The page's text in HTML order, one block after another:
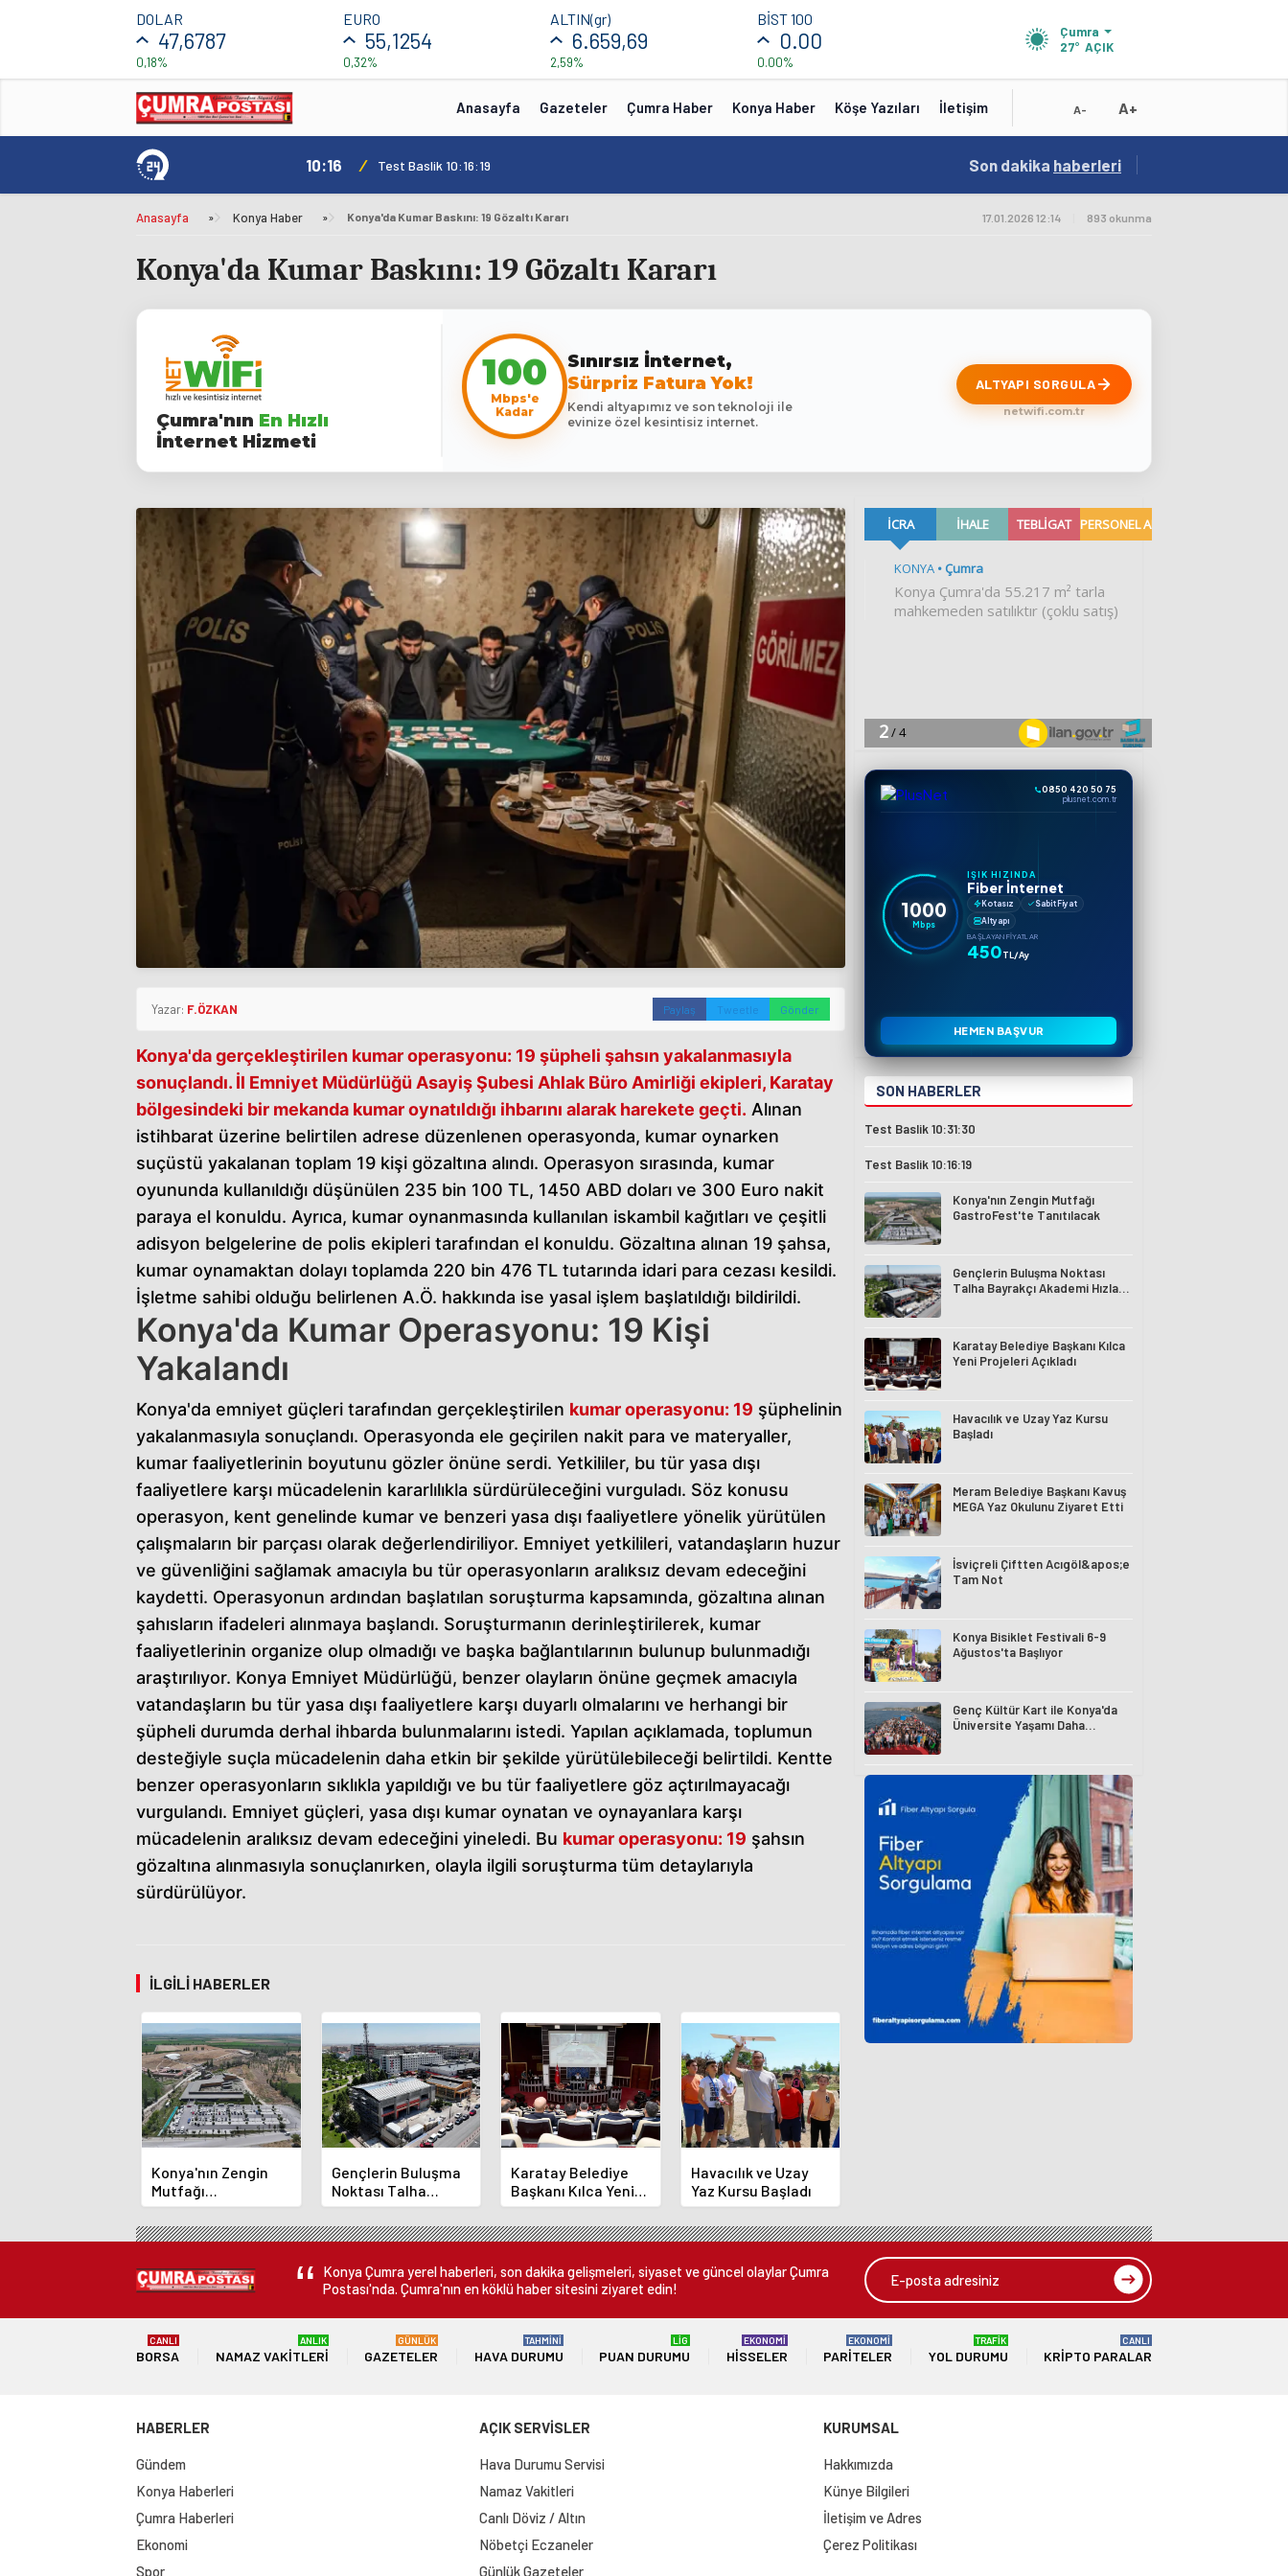
DOLAR
47,6787
0,18%
EURO
55,1254
0,32%
ALTIN(gr)
6.659,69
2,59%
BİST 100
0.00
0.00%
Çumra
27° AÇIK
Anasayfa Gazeteler Çumra Haber Konya Haber Köşe Yazıları İletişim A- A+
10:16 / Test Baslik 10:16:19 19:01 / Konya'nın Zengin Mutfağı GastroFest'te
Son dakika haberleri
Anasayfa » Konya Haber » Konya'da Kumar Baskını: 19 Gözaltı Kararı 17.01.2026 12:14 893 okunma
Konya'da Kumar Baskını: 19 Gözaltı Kararı
Çumra'nın En Hızlı
İnternet Hizmeti
100
Mbps'e
Kadar
Sınırsız İnternet,
Sürpriz Fatura Yok!
Kendi altyapımız ve son teknoloji ile
evinize özel kesintisiz internet.
ALTYAPI SORGULA
netwifi.com.tr
Yazar: F.ÖZKAN Paylaş Tweetle Gönder
Konya'da gerçekleştirilen kumar operasyonu: 19 şüpheli şahsın yakalanmasıyla
sonuçlandı. İl Emniyet Müdürlüğü Asayiş Şubesi Ahlak Büro Amirliği ekipleri, Karatay
bölgesindeki bir mekanda kumar oynatıldığı ihbarını alarak harekete geçti. Alınan
istihbarat üzerine belirtilen adrese düzenlenen operasyonda, kumar oynarken
suçüstü yakalanan toplam 19 kişi gözaltına alındı. Operasyon sırasında, kumar
oyununda kullanıldığı düşünülen 235 bin 100 TL, 1450 ABD doları ve 300 Euro nakit
paraya el konuldu. Ayrıca, kumar oynanmasında kullanılan iskambil kağıtları ve çeşitli
adisyon belgelerine de polis ekipleri tarafından el konuldu. Gözaltına alınan 19 şahsa,
kumar oynamaktan dolayı toplamda 220 bin 476 TL tutarında idari para cezası kesildi.
İşletme sahibi olduğu belirlenen A.Ö. hakkında ise yasal işlem başlatıldığı bildirildi.
Konya'da Kumar Operasyonu: 19 Kişi
Yakalandı
Konya'da emniyet güçleri tarafından gerçekleştirilen kumar operasyonu: 19 şüphelinin
yakalanmasıyla sonuçlandı. Operasyonda ele geçirilen nakit para ve materyaller,
kumar faaliyetlerinin boyutunu gözler önüne serdi. Yetkililer, bu tür yasa dışı
faaliyetlere karşı mücadelenin kararlılıkla sürdürüleceğini vurguladı. Söz konusu
operasyon, kent genelinde kumar ve benzeri yasa dışı faaliyetlere yönelik yürütülen
çalışmaların bir parçası olarak değerlendiriliyor. Emniyet yetkilileri, vatandaşların huzur
ve güvenliğini sağlamak amacıyla bu tür operasyonların aralıksız devam edeceğini
kaydetti. Operasyonun ardından başlatılan soruşturma kapsamında, gözaltına alınan
şahısların ifadeleri alınmaya başlandı. Soruşturmanın derinleştirilerek, kumar
faaliyetlerinin organize olup olmadığı ve başka bağlantılarının bulunup bulunmadığı
araştırılıyor. Konya Emniyet Müdürlüğü, benzer olayların önüne geçmek amacıyla
vatandaşların bu tür yasa dışı faaliyetlere karşı duyarlı olmalarını ve herhangi bir
şüpheli durumda derhal ihbarda bulunmalarını istedi. Yapılan açıklamada, toplumun
desteğiyle suçla mücadelenin daha etkin bir şekilde yürütülebileceği belirtildi. Kentte
benzer operasyonların sıklıkla yapıldığı ve bu tür faaliyetlere göz açtırılmayacağı
vurgulandı. Emniyet güçleri, yasa dışı kumar oynatan ve oynayanlara karşı
mücadelenin aralıksız devam edeceğini yineledi. Bu kumar operasyonu: 19 şahsın
gözaltına alınmasıyla sonuçlanırken, olayla ilgili soruşturma tüm detaylarıyla
sürdürülüyor.
İLGILI HABERLER
Konya'nın Zengin
Mutfağı
GastroFest'te
Tanıtılacak
Gençlerin Buluşma
Noktası Talha
Bayrakçı Akademi
Hızla Yükseliyor
Karatay Belediye
Başkanı Kılca Yeni
Projeleri Açıkladı
Havacılık ve Uzay
Yaz Kursu Başladı
0850 420 50 75
plusnet.com.tr
1000
Mbps
IŞIK HIZINDA
Fiber İnternet
Kotasız
Sabit Fiyat
Altyapı
BAŞLAYAN FIYATLAR
450TL/Ay
HEMEN BAŞVUR
SON HABERLER
Test Baslik 10:31:30
Test Baslik 10:16:19
Konya'nın Zengin Mutfağı
GastroFest'te Tanıtılacak
Gençlerin Buluşma Noktası
Talha Bayrakçı Akademi Hızla
Karatay Belediye Başkanı Kılca
Yeni Projeleri Açıkladı
Havacılık ve Uzay Yaz Kursu
Başladı
Meram Belediye Başkanı Kavuş
MEGA Yaz Okulunu Ziyaret Etti
İsviçreli Çiftten Acıgöl&apos;e
Tam Not
Konya Bisiklet Festivali 6-9
Ağustos'ta Başlıyor
Genç Kültür Kart ile Konya'da
Üniversite Yaşamı Daha
Konya Çumra yerel haberleri, son dakika gelişmeleri, siyaset ve güncel olaylar Çumra
Postası'nda. Çumra'nın en köklü haber sitesini ziyaret edin!
BORSA
CANLI
NAMAZ VAKITLERI
ANLIK
GAZETELER
GÜNLÜK
HAVA DURUMU
TAHMİNİ
PUAN DURUMU
LİG
HISSELER
EKONOMİ
PARITELER
EKONOMİ
YOL DURUMU
TRAFİK
KRIPTO PARALAR
CANLI
HABERLER
Gündem
Konya Haberleri
Çumra Haberleri
Ekonomi
Spor
AÇIK SERVİSLER
Hava Durumu Servisi
Namaz Vakitleri
Canlı Döviz / Altın
Nöbetçi Eczaneler
Günlük Gazeteler
KURUMSAL
Hakkımızda
Künye Bilgileri
İletişim ve Adres
Çerez Politikası